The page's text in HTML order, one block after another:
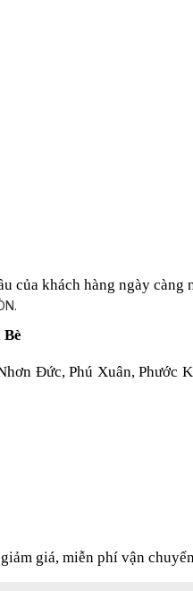
của khách hàng ngày càng
Đức, Phú Xuân, Phước
giá, miễn phí vận